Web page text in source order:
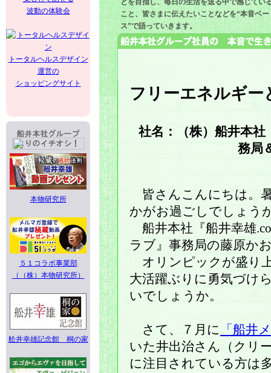
波動の体験会
トータルヘルスデザイン
運営の
ショッピングサイト
本物研究所
５１コラボ事業部
（（株）本物研究所）
舩井幸雄記念館 桐の家
とを目指し、毎日の生活を送る中で感じてい
こと、皆さまに伝えたいことなどを“本音ベー
ス”で語っていきます。
フリーエネルギー
社名：（株）船井本
務局
皆さんこんにちは。
かがお過ごしでしょう
船井本社『船井幸雄
ラブ』事務局の藤原か
オリンピックが盛り
大活躍ぶりに勇気づけ
いでしょうか。
さて、７月に
「船井
いた井出治さん（クリ
に注目されている方は